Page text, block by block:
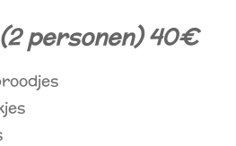
personen) 40€